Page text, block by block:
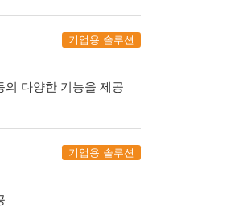
기업용 솔루션
의 다양한 기능을 제공
기업용 솔루션